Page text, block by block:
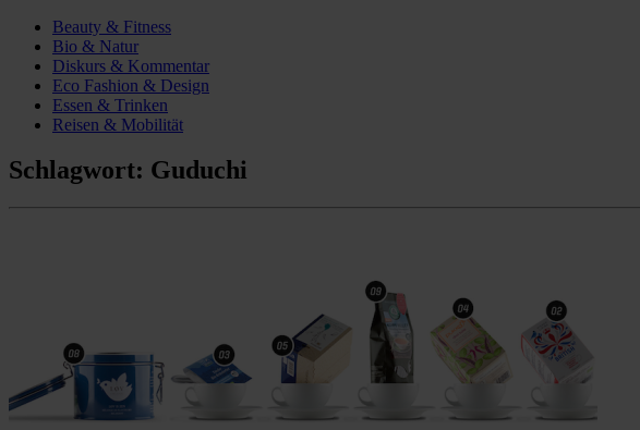
Beauty & Fitness
Bio & Natur
Diskurs & Kommentar
Eco Fashion & Design
Essen & Trinken
Reisen & Mobilität
Schlagwort: Guduchi